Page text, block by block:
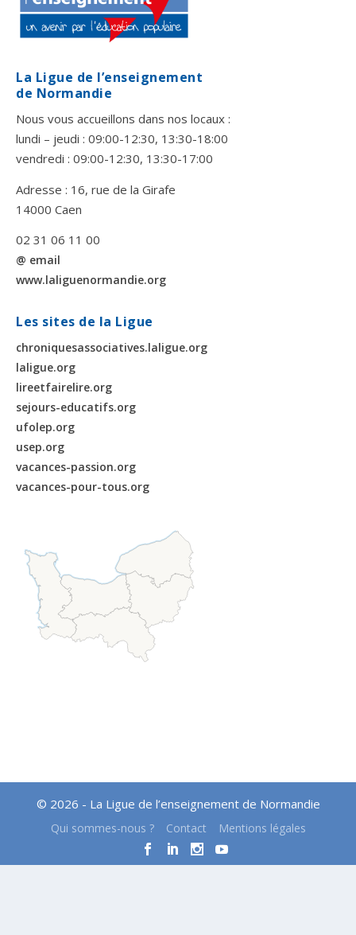
La Ligue de l’enseignement
de Normandie
Nous vous accueillons dans nos locaux :
lundi – jeudi : 09:00-12:30, 13:30-18:00
vendredi : 09:00-12:30, 13:30-17:00
Adresse : 16, rue de la Girafe
14000 Caen
02 31 06 11 00
@ email
www.laliguenormandie.org
Les sites de la Ligue
chroniquesassociatives.laligue.org
laligue.org
lireetfairelire.org
sejours-educatifs.org
ufolep.org
usep.org
vacances-passion.org
vacances-pour-tous.org
© 2026 - La Ligue de l’enseignement de Normandie
Qui sommes-nous ? Contact Mentions légales